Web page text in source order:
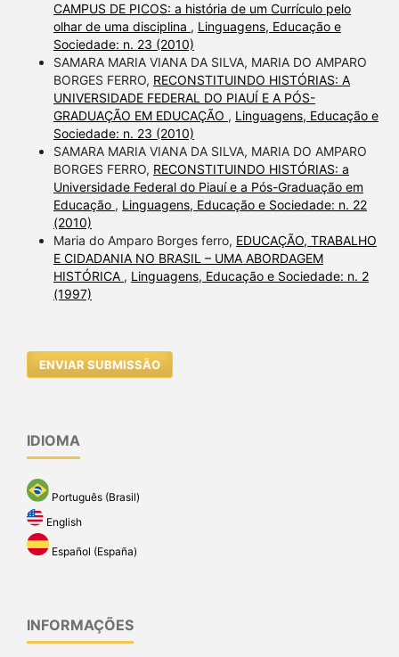
CAMPUS DE PICOS: a história de um Currículo pelo
olhar de uma disciplina , Linguagens, Educação e
Sociedade: n. 23 (2010)
SAMARA MARIA VIANA DA SILVA, MARIA DO AMPARO
BORGES FERRO, RECONSTITUINDO HISTÓRIAS: A
UNIVERSIDADE FEDERAL DO PIAUÍ E A PÓS-
GRADUAÇÃO EM EDUCAÇÃO , Linguagens, Educação e
Sociedade: n. 23 (2010)
SAMARA MARIA VIANA DA SILVA, MARIA DO AMPARO
BORGES FERRO, RECONSTITUINDO HISTÓRIAS: a
Universidade Federal do Piauí e a Pós-Graduação em
Educação , Linguagens, Educação e Sociedade: n. 22
(2010)
Maria do Amparo Borges ferro, EDUCAÇÃO, TRABALHO
E CIDADANIA NO BRASIL – UMA ABORDAGEM
HISTÓRICA , Linguagens, Educação e Sociedade: n. 2
(1997)
ENVIAR SUBMISSÃO
IDIOMA
Português (Brasil)
English
Español (España)
INFORMAÇÕES